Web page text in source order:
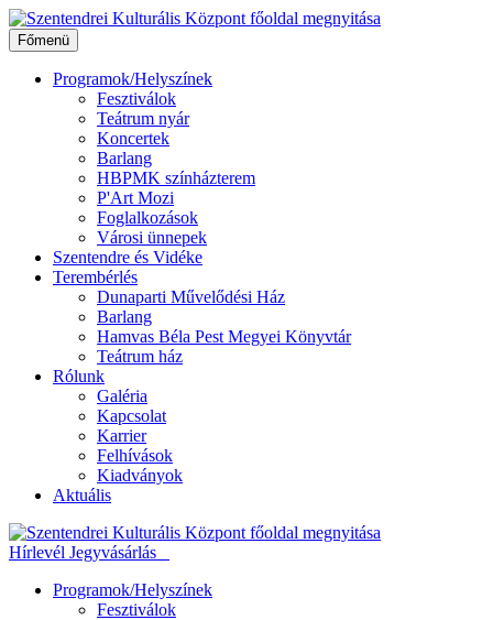
Ugrás
a
tartalomhoz
Főmenü
Programok/Helyszínek
Fesztiválok
Teátrum nyár
Koncertek
Barlang
HBPMK színházterem
P'Art Mozi
Foglalkozások
Városi ünnepek
Szentendre és Vidéke
Terembérlés
Dunaparti Művelődési Ház
Barlang
Hamvas Béla Pest Megyei Könyvtár
Teátrum ház
Rólunk
Galéria
Kapcsolat
Karrier
Felhívások
Kiadványok
Aktuális
Hírlevél Jegyvásárlás
Programok/Helyszínek
Fesztiválok